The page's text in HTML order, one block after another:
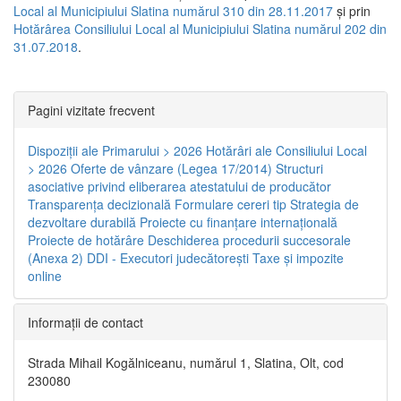
Local al Municipiului Slatina numărul 310 din 28.11.2017 și prin
Hotărârea Consiliului Local al Municipiului Slatina numărul 202 din
31.07.2018.
Pagini vizitate frecvent
Dispoziţii ale Primarului > 2026 Hotărâri ale Consiliului Local
> 2026 Oferte de vânzare (Legea 17/2014) Structuri
asociative privind eliberarea atestatului de producător
Transparenţa decizională Formulare cereri tip Strategia de
dezvoltare durabilă Proiecte cu finanţare internaţională
Proiecte de hotărâre Deschiderea procedurii succesorale
(Anexa 2) DDI - Executori judecătorești Taxe şi impozite
online
Informaţii de contact
Strada Mihail Kogălniceanu, numărul 1, Slatina, Olt, cod
230080